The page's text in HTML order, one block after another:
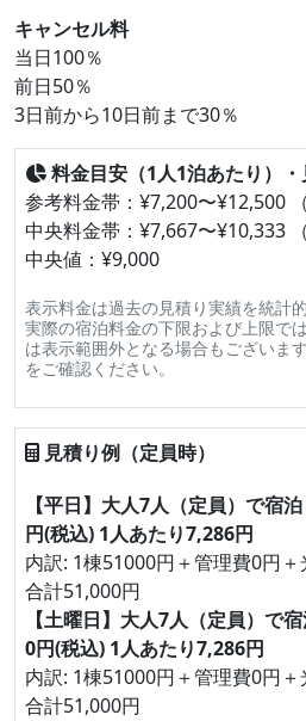
キャンセル料
当日100％
前日50％
3日前から10日前まで30％
料金目安（1人1泊あたり）
参考料金帯：¥7,200〜¥12,500
中央料金帯：¥7,667〜¥10,333
中央値：¥9,000
表示料金は過去の見積り実績を統計
実際の宿泊料金の下限および上限で
は表示範囲外となる場合もございま
をご確認ください。
見積り例（定員時）
【平日】大人7人（定員）で宿
円(税込) 1人あたり7,286円
内訳: 1棟51000円＋管理費0円
合計51,000円
【土曜日】大人7人（定員）で
0円(税込) 1人あたり7,286円
内訳: 1棟51000円＋管理費0円
合計51,000円